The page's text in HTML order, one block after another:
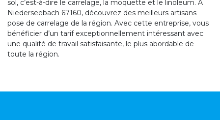
sol, c’est-à-dire le carrelage, la moquette et le linoleum. A
Niederseebach 67160, découvrez des meilleurs artisans
pose de carrelage de la région. Avec cette entreprise, vous
bénéficier d’un tarif exceptionnellement intéressant avec
une qualité de travail satisfaisante, le plus abordable de
toute la région.